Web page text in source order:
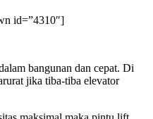
id=”4310″]
bangunan dan cepat. Di
jika tiba-tiba elevator